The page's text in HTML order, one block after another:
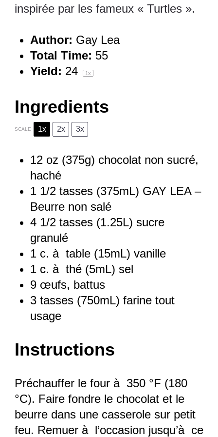
inspirée par les fameux « Turtles ».
Author: Gay Lea
Total Time: 55
Yield: 24 1x
Ingredients
SCALE 1x 2x 3x
12 oz (375g) chocolat non sucré,
haché
1 1/2 tasses (375mL) GAY LEA –
Beurre non salé
4 1/2 tasses (1.25L) sucre
granulé
1 c. à table (15mL) vanille
1 c. à thé (5mL) sel
9 œufs, battus
3 tasses (750mL) farine tout
usage
Instructions
Préchauffer le four à 350 °F (180
°C). Faire fondre le chocolat et le
beurre dans une casserole sur petit
feu. Remuer à l’occasion jusqu’à ce